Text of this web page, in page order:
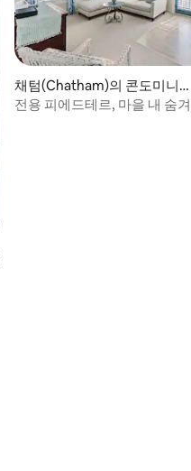
점 만점), 후기 230개
채텀(Chatham)의 콘도미니
엄
전용 피에드테르, 마을 내 숨